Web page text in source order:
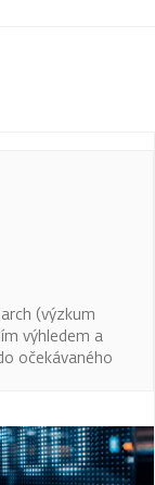
(výzkum
výhledem a
očekávaného